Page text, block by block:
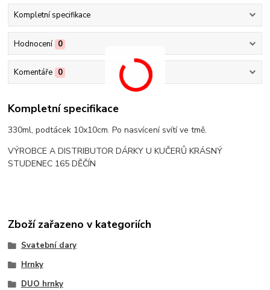
Kompletní specifikace
Hodnocení 0
Komentáře 0
Kompletní specifikace
330ml, podtácek 10x10cm. Po nasvícení svítí ve tmě.
VÝROBCE A DISTRIBUTOR DÁRKY U KUČERŮ KRÁSNÝ
STUDENEC 165 DĚČÍN
Zboží zařazeno v kategoriích
Svatební dary
Hrnky
DUO hrnky